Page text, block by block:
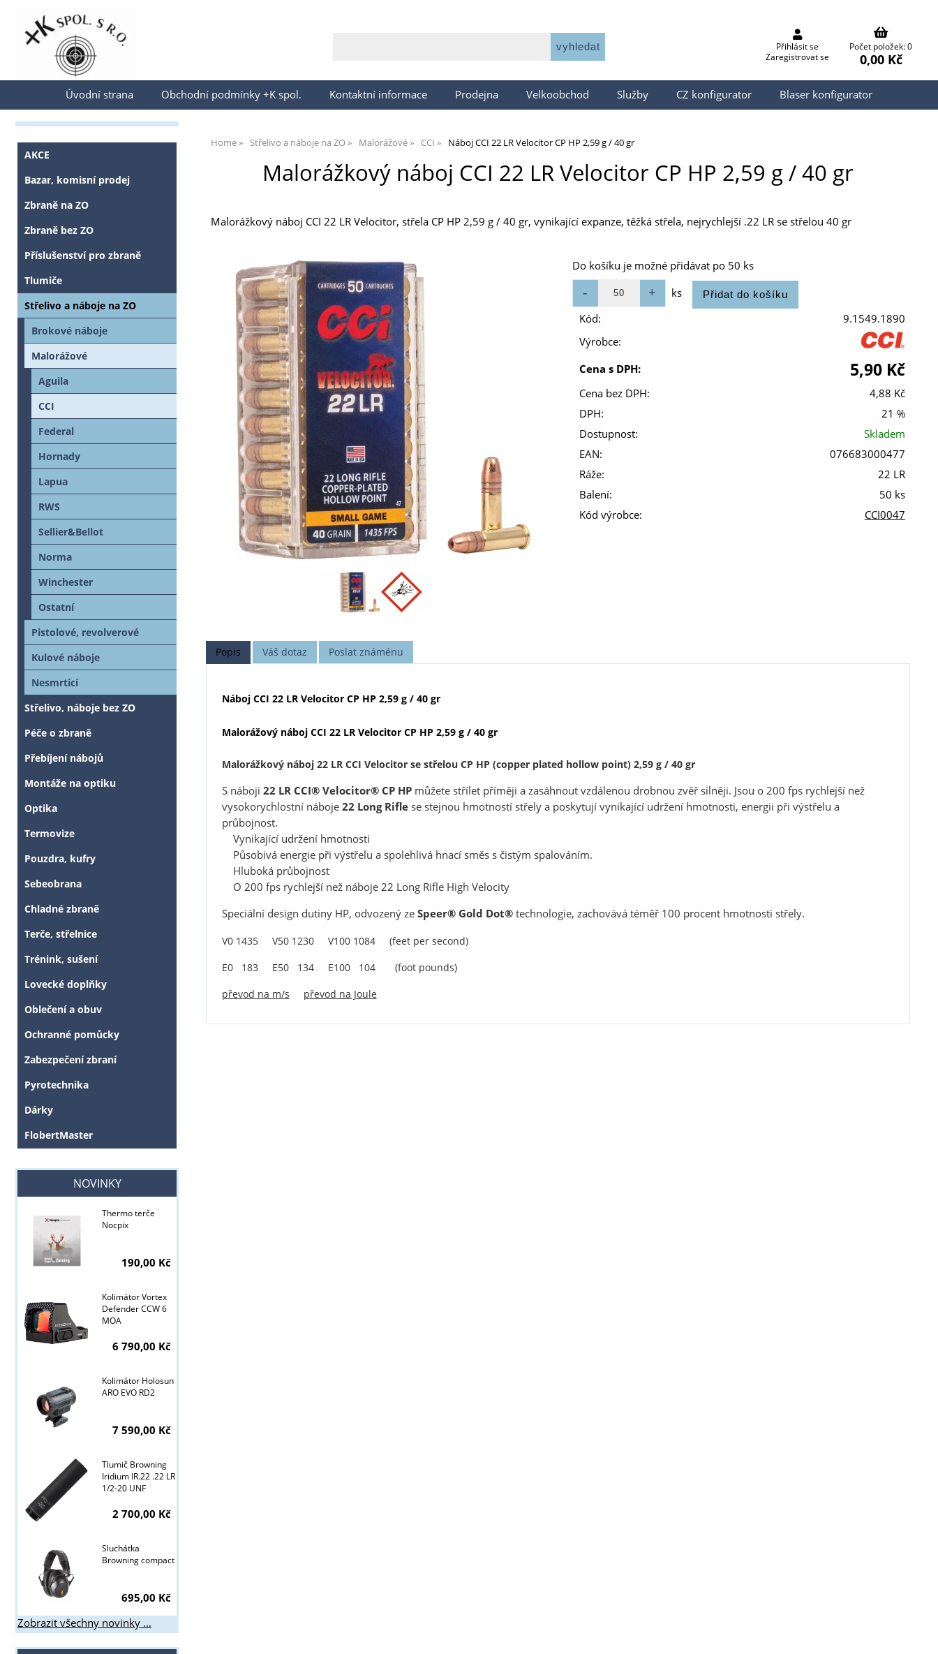
Přihlásit se
Přihlásit se
Zaregistrovat se
Počet položek: 0
0,00 Kč
Úvodní strana Obchodní podmínky +K spol. Kontaktní informace Prodejna Velkoobchod Služby CZ konfigurator Blaser konfigurator
Home Střelivo a náboje na ZO Malorážové CCI Náboj CCI 22 LR Velocitor CP HP 2,59 g / 40 gr
Malorážkový náboj CCI 22 LR Velocitor CP HP 2,59 g / 40 gr
Malorážkový náboj CCI 22 LR Velocitor, střela CP HP 2,59 g / 40 gr, vynikající expanze, těžká střela, nejrychlejší .22 LR se střelou 40 gr
Do košíku je možné přidávat po 50 ks
ks
Kód:
9.1549.1890
Výrobce:
Cena s DPH:
5,90 Kč
Cena bez DPH:
4,88 Kč
DPH:
21 %
Dostupnost:
Skladem
EAN:
076683000477
Ráže:
22 LR
Balení:
50 ks
Kód výrobce:
CCI0047
Popis Váš dotaz Poslat známénu
Náboj CCI 22 LR Velocitor CP HP 2,59 g / 40 gr
Malorážový náboj CCI 22 LR Velocitor CP HP 2,59 g / 40 gr
Malorážkový náboj 22 LR CCI Velocitor se střelou CP HP (copper plated hollow point) 2,59 g / 40 gr
S náboji 22 LR CCI® Velocitor® CP HPmůžete střílet příměji a zasáhnout vzdálenou drobnou zvěř silněji. Jsou o 200 fps rychlejší než
vysokorychlostní náboje22 Long Riflese stejnou hmotností střely a poskytují vynikající udržení hmotnosti, energii při výstřelu a
průbojnost.
Vynikající udržení hmotnosti
Působivá energie při výstřelu a spolehlivá hnací směs s čistým spalováním.
Hluboká průbojnost
O 200 fps rychlejší než náboje 22 Long Rifle High Velocity
Speciální design dutiny HP, odvozený zeSpeer® Gold Dot® technologie, zachovává téměř 100 procent hmotnosti střely.
V0 1435 V50 1230 V100 1084 (feet per second)
E0 183 E50 134 E100 104 (foot pounds)
převod na m/s převod na Joule
AKCE
Bazar, komisní prodej
Zbraně na ZO
Zbraně bez ZO
Příslušenství pro zbraně
Tlumiče
Střelivo a náboje na ZO
Brokové náboje
Malorážové
Aguila
CCI
Federal
Hornady
Lapua
RWS
Sellier&Bellot
Norma
Winchester
Ostatní
Pistolové, revolverové
Kulové náboje
Nesmrtící
Střelivo, náboje bez ZO
Péče o zbraně
Přebíjení nábojů
Montáže na optiku
Optika
Termovize
Pouzdra, kufry
Sebeobrana
Chladné zbraně
Terče, střelnice
Trénink, sušení
Lovecké doplňky
Oblečení a obuv
Ochranné pomůcky
Zabezpečení zbraní
Pyrotechnika
Dárky
FlobertMaster
NOVINKY
Thermo terče
Nocpix
190,00 Kč
Kolimátor Vortex
Defender CCW 6
MOA
6 790,00 Kč
Kolimátor Holosun
ARO EVO RD2
7 590,00 Kč
Tlumič Browning
Iridium IR.22 .22 LR
1/2-20 UNF
2 700,00 Kč
Sluchátka
Browning compact
695,00 Kč
Zobrazit všechny novinky ...